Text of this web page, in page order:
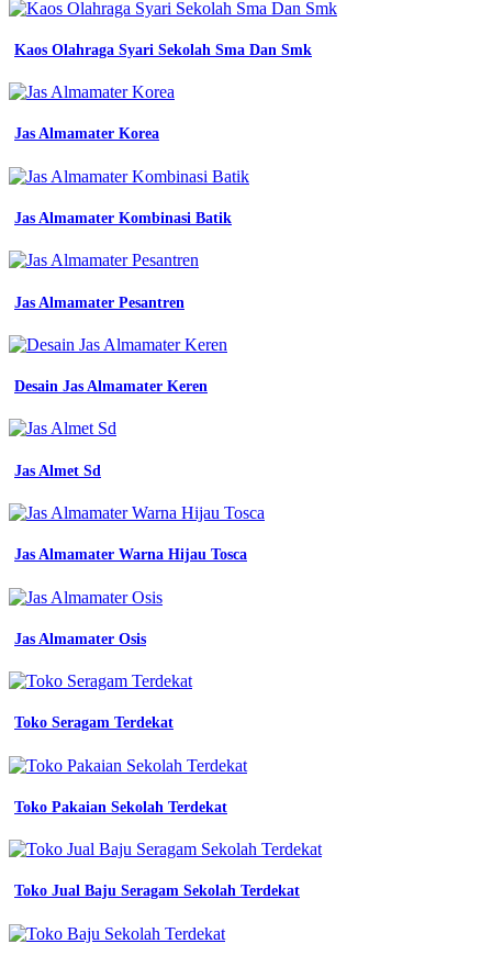
Bed
Osis
Smk
Bed
Pada
Seragam
Baju
Kerja
seragam
pdl
baju
warna
bahan
Batik
kerja
batik
sd
kanisius
lengkap
bed
konveksi
perusahaan
pakaian
mitra
seragam
1
di
indonesia
wearpack
Kaos Olahraga Syari Sekolah Sma Dan Smk
Jas Almamater Korea
Jas Almamater Kombinasi Batik
Jas Almamater Pesantren
Desain Jas Almamater Keren
Jas Almet Sd
Jas Almamater Warna Hijau Tosca
Jas Almamater Osis
Toko Seragam Terdekat
Toko Pakaian Sekolah Terdekat
Toko Jual Baju Seragam Sekolah Terdekat